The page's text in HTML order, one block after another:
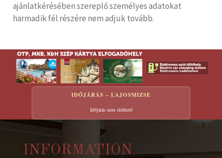
ajánlatkérésében szereplő személyes adatokat
harmadik fél részére nem adjuk tovább.
IDŐJÁRÁS – LAJOSMIZSE
Időjárás nem elérhető
INFORMATION